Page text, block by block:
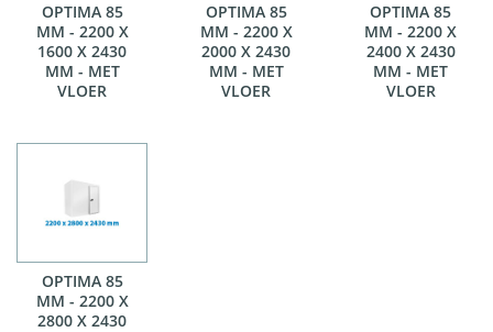
OPTIMA 85
MM - 2200 X
1600 X 2430
MM - MET
VLOER
OPTIMA 85
MM - 2200 X
2000 X 2430
MM - MET
VLOER
OPTIMA 85
MM - 2200 X
2400 X 2430
MM - MET
VLOER
OPTIMA 85
MM - 2200 X
2800 X 2430